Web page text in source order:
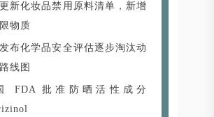
新化妆品禁用原料清单，新增
物质
布化学品安全评估逐步淘汰动
线图
FDA 批准防晒活性成分